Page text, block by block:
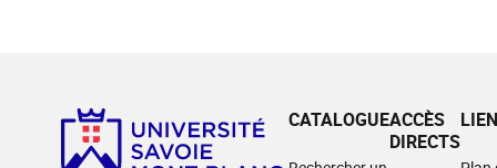
CATALOGUEACCÈS
DIRECTS